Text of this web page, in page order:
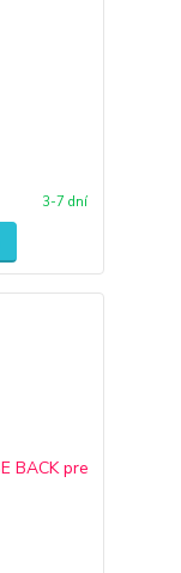
3-7 dní